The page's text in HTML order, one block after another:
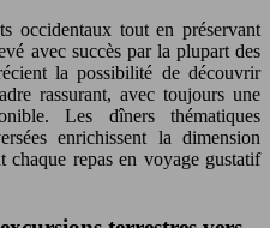
occidentaux tout en préservant
avec succès par la plupart des
la possibilité de découvrir
rassurant, avec toujours une
Les dîners thématiques
enrichissent la dimension
repas en voyage gustatif